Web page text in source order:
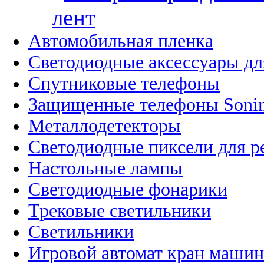
лент
Автомобильная пленка
Светодиодные аксессуары
Спутниковые телефоны
Защищенные телефоны
Металлодетекторы
Светодиодные пиксели для
Настольные лампы
Светодиодные фонарики
Трековые светильники
Светильники
Игровой автомат кран